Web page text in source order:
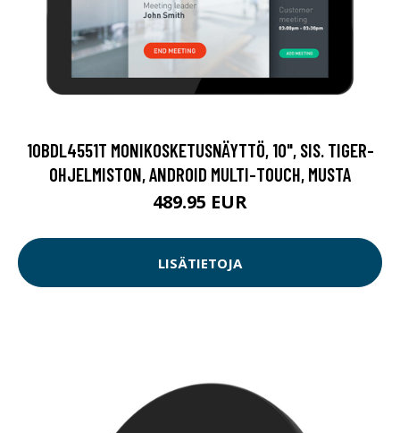
10BDL4551T MONIKOSKETUSNÄYTTÖ, 10", SIS. TIGER-
OHJELMISTON, ANDROID MULTI-TOUCH, MUSTA
489.95 EUR
LISÄTIETOJA